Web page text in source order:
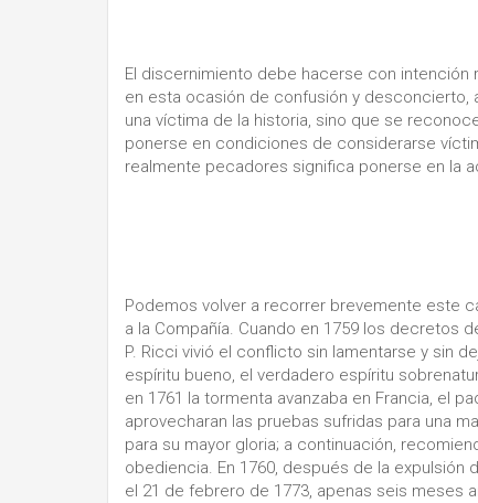
El discernimiento debe hacerse con
en esta ocasión de confusión y
una víctima de la historia, sino que se
ponerse en condiciones de considerarse
realmente pecadores significa ponerse en la
Podemos volver a recorrer brevemente este
a la Compañía. Cuando en 1759 los decretos
P. Ricci vivió el conflicto sin lamentarse y sin
espíritu bueno, el verdadero espíritu
en 1761 la tormenta avanzaba en Francia, el
aprovecharan las pruebas sufridas para una
para su mayor gloria; a continuación,
obediencia. En 1760, después de la expulsión
el 21 de febrero de 1773, apenas seis meses